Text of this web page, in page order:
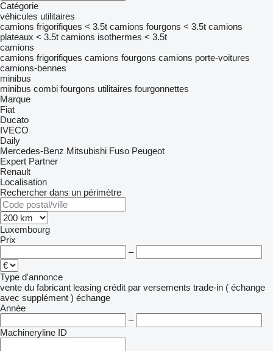
Catégorie
véhicules utilitaires
camions frigorifiques < 3.5t camions fourgons < 3.5t camions
plateaux < 3.5t camions isothermes < 3.5t
camions
camions frigorifiques camions fourgons camions porte-voitures
camions-bennes
minibus
minibus combi fourgons utilitaires fourgonnettes
Marque
Fiat
Ducato
IVECO
Daily
Mercedes-Benz Mitsubishi Fuso Peugeot
Expert Partner
Renault
Localisation
Rechercher dans un périmètre
Luxembourg
Prix
–
Type d'annonce
vente du fabricant leasing crédit par versements trade-in ( échange
avec supplément ) échange
Année
–
Machineryline ID